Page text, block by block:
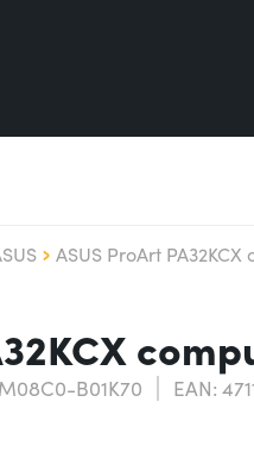
ASUS ProArt
B01K70 EAN: